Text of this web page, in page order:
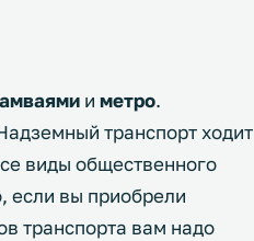
и метро.
транспорт ходит
виды общественного
если вы приобрели
транспорта вам надо